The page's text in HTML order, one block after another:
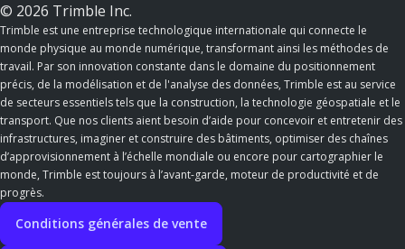
© 2026 Trimble Inc.
Trimble est une entreprise technologique internationale qui connecte le
monde physique au monde numérique, transformant ainsi les méthodes de
travail. Par son innovation constante dans le domaine du positionnement
précis, de la modélisation et de l'analyse des données, Trimble est au service
de secteurs essentiels tels que la construction, la technologie géospatiale et le
transport. Que nos clients aient besoin d’aide pour concevoir et entretenir des
infrastructures, imaginer et construire des bâtiments, optimiser des chaînes
d’approvisionnement à l’échelle mondiale ou encore pour cartographier le
monde, Trimble est toujours à l’avant-garde, moteur de productivité et de
progrès.
Conditions générales de vente